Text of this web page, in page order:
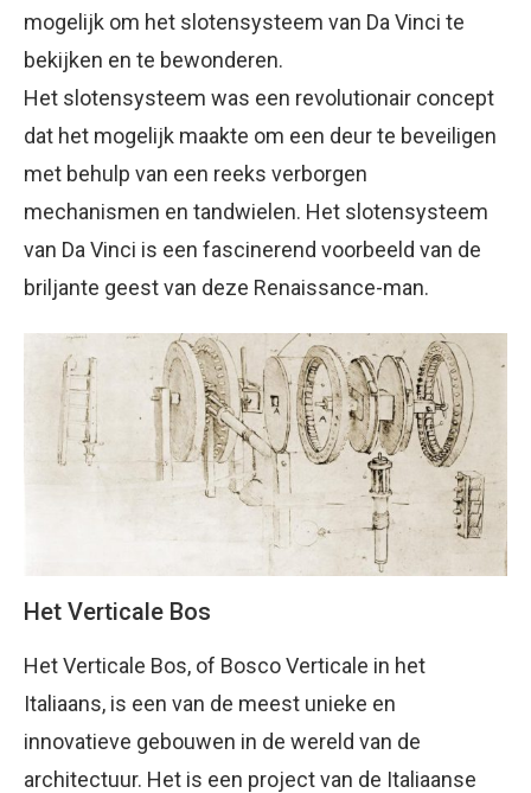
mogelijk om het slotensysteem van Da Vinci te
bekijken en te bewonderen.
Het slotensysteem was een revolutionair concept
dat het mogelijk maakte om een deur te beveiligen
met behulp van een reeks verborgen
mechanismen en tandwielen. Het slotensysteem
van Da Vinci is een fascinerend voorbeeld van de
briljante geest van deze Renaissance-man.
Het Verticale Bos
Het Verticale Bos, of Bosco Verticale in het
Italiaans, is een van de meest unieke en
innovatieve gebouwen in de wereld van de
architectuur. Het is een project van de Italiaanse